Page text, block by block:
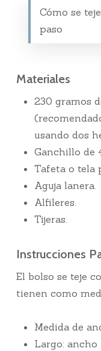
Cómo se
paso
Materiales
230 gramos
usando dos
Ganchillo de
Tafeta o tela
Aguja lanera.
Alfileres.
Tijeras.
Instrucciones
El bolso se teje
tienen como
Medida de
Largo: ancho